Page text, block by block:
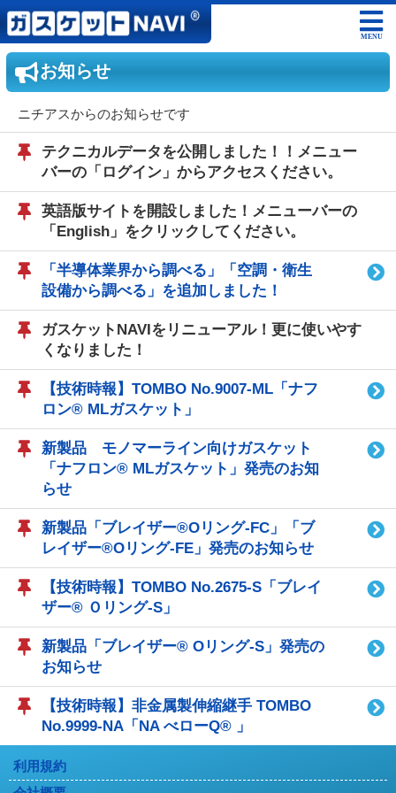
MENU
お知らせ
ニチアスからのお知らせです
テクニカルデータを公開しました！！メニュー
バーの「ログイン」からアクセスください。
英語版サイトを開設しました！メニューバーの
「English」をクリックしてください。
「半導体業界から調べる」「空調・衛生
設備から調べる」を追加しました！
ガスケットNAVIをリニューアル！更に使いやす
くなりました！
【技術時報】TOMBO No.9007-ML「ナフ
ロン® MLガスケット」
新製品 モノマーライン向けガスケット
「ナフロン® MLガスケット」発売のお知
らせ
新製品「ブレイザー®Oリング-FC」「ブ
レイザー®Oリング-FE」発売のお知らせ
【技術時報】TOMBO No.2675-S「ブレイ
ザー® Ｏリング-S」
新製品「ブレイザー® Oリング-S」発売の
お知らせ
【技術時報】非金属製伸縮継手 TOMBO
No.9999-NA「NA べローQ® 」
利用規約